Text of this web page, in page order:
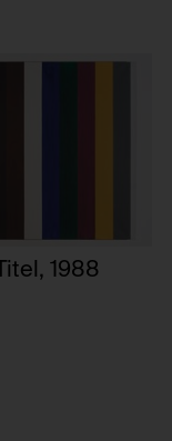
Kunst
auf dem
seinen Videos keine
von
Insofern
1988